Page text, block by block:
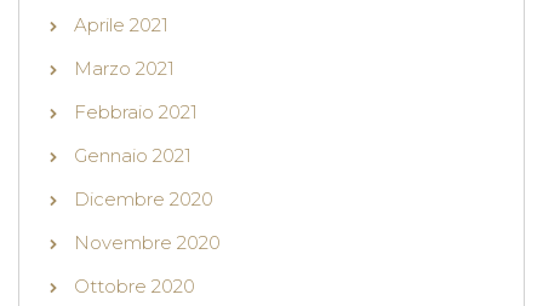
Aprile 2021
Marzo 2021
Febbraio 2021
Gennaio 2021
Dicembre 2020
Novembre 2020
Ottobre 2020